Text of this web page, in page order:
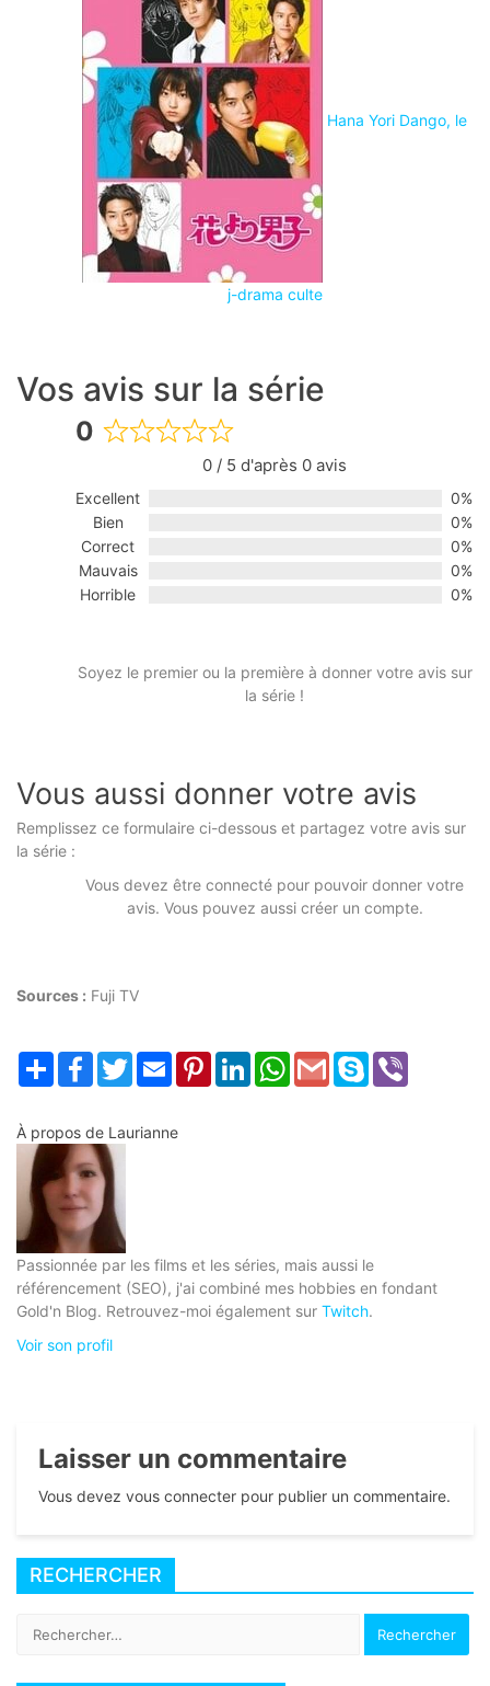
Hana Yori Dango, le
j-drama culte
Vos avis sur la série
0
Rated
of
5
0 / 5 d'après 0 avis
Excellent
0%
Bien
0%
Correct
0%
Mauvais
0%
Horrible
0%
Soyez le premier ou la première à donner votre avis sur
la série !
Vous aussi donner votre avis
Remplissez ce formulaire ci-dessous et partagez votre avis sur
la série :
Vous devez être connecté pour pouvoir donner votre
avis. Vous pouvez aussi créer un compte.
Sources : Fuji TV
PartagerFacebook
TwitterEmail PinterestLinkedInWhatsApp
Gmail Skype
À propos de Laurianne
Passionnée par les films et les séries, mais aussi le
référencement (SEO), j'ai combiné mes hobbies en fondant
Gold'n Blog. Retrouvez-moi également sur Twitch.
Voir son profil
Laisser un commentaire
Vous devez vous connecter pour publier un commentaire.
RECHERCHER